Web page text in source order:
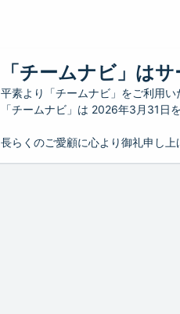
「チームナビ」は
平素より「チームナビ」をご利用い
「チームナビ」は 2026年3月31日
長らくのご愛顧に心より御礼申し上